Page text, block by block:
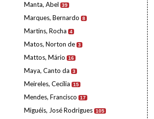
Manta, Abel 39
Marques, Bernardo 8
Martins, Rocha 4
Matos, Norton de 3
Mattos, Mário 16
Maya, Canto da 3
Meireles, Cecília 15
Mendes, Francisco 17
Miguéis, José Rodrigues 105